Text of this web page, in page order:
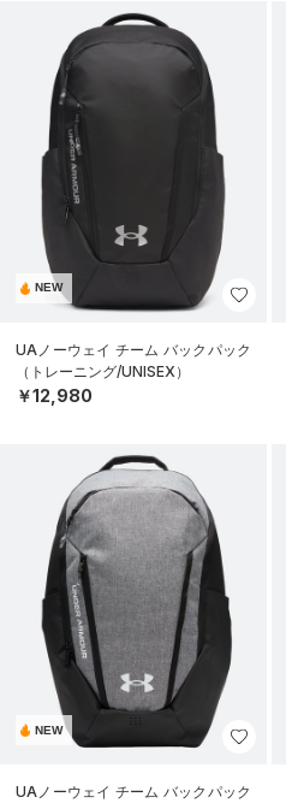
NEW
UAノーウェイ チーム バックパック
（トレーニング/UNISEX）
￥12,980
NEW
UAノーウェイ チーム バックパック